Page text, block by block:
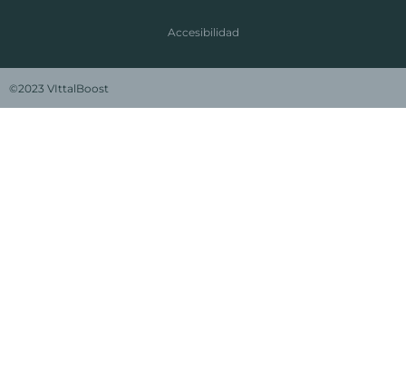
Accesibilidad
©2023 VIttalBoost